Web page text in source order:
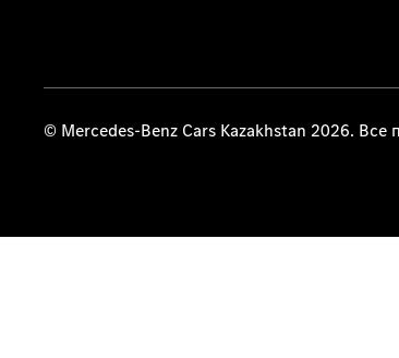
© Mercedes-Benz Cars Kazakhstan 2026.